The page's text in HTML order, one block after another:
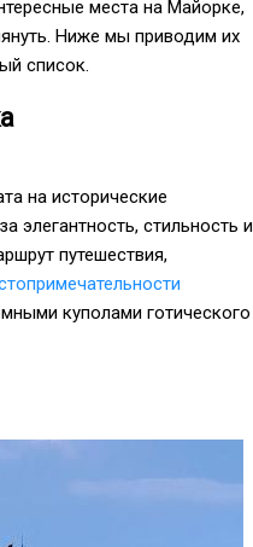
места на Майорке,
Ниже мы приводим их
список.
на исторические
элегантность, стильность и
путешествия,
куполами готического